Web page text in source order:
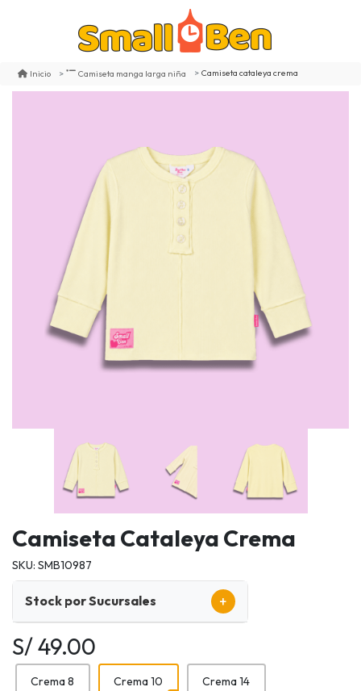
Inicio Camiseta manga larga niña Camiseta cataleya crema
Camiseta Cataleya Crema
SKU: SMB10987
Stock por Sucursales +
S/ 49.00
Crema 8 Crema 10 Crema 14